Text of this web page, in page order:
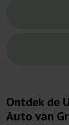
Ontdek de
Auto van